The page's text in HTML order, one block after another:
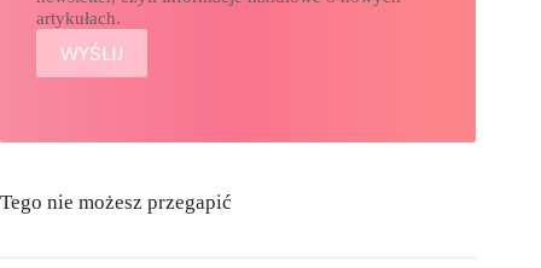
artykułach.
Tego nie możesz przegapić